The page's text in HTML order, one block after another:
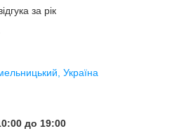
за рік
Україна
до 19:00